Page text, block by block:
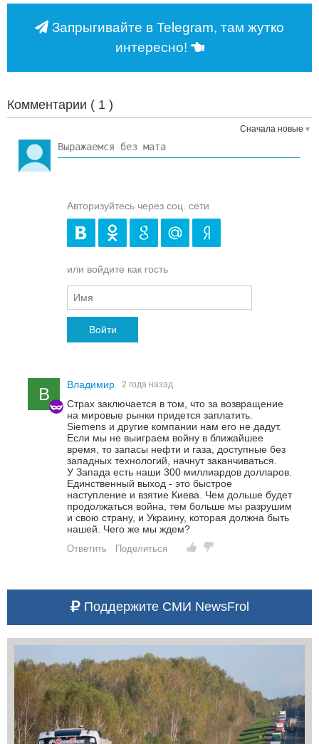
Запрыгивайте в Telegram, там жутко
интересно!
Комментарии ( 1 )
Сначала новые
Авторизуйтесь через соц. сети
или войдите как гость
Войти
В Владимир 2 года назад
Страх заключается в том, что за возвращение
на мировые рынки придется заплатить.
Siemens и другие компании нам его не дадут.
Если мы не выиграем войну в ближайшее
время, то запасы нефти и газа, доступные без
западных технологий, начнут заканчиваться.
У Запада есть наши 300 миллиардов долларов.
Единственный выход - это быстрое
наступление и взятие Киева. Чем дольше будет
продолжаться война, тем больше мы разрушим
и свою страну, и Украину, которая должна быть
нашей. Чего же мы ждем?
Ответить Поделиться
Поддержите СМИ NewsFrol